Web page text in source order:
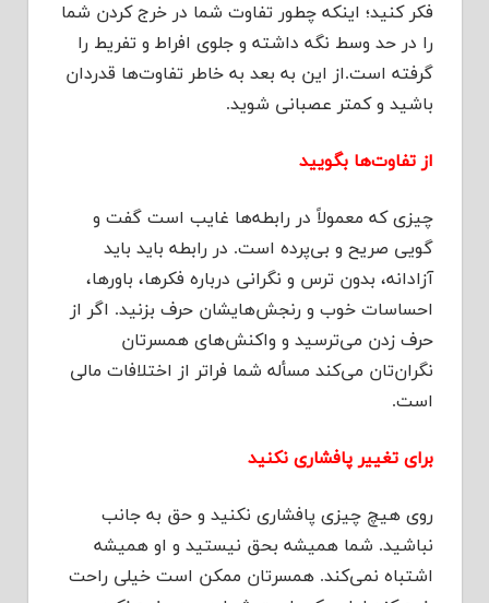
فکر کنید؛ اینکه چطور تفاوت شما در خرج کردن شما
را در حد وسط نگه داشته و جلوی افراط و تفریط را
گرفته است.از این به بعد به خاطر تفاوت‌ها قدردان
باشید و کمتر عصبانی شوید.
از تفاوت‌ها بگویید
چیزی که معمولاً در رابطه‌ها غایب است گفت‌ و‌
گویی صریح و بی‌پرده است. در رابطه باید باید
آزادانه، بدون ترس و نگرانی درباره فکرها، باورها،
احساسات خوب و رنجش‌هایشان حرف بزنید. اگر از
حرف زدن می‌ترسید و واکنش‌های همسرتان
نگران‌تان می‌کند مسأله شما فراتر از اختلافات مالی
است.
برای تغییر پافشاری نکنید
روی هیچ چیزی پافشاری نکنید و حق به جانب
نباشید. شما همیشه بحق نیستید و او همیشه
اشتباه نمی‌کند. همسرتان ممکن است خیلی راحت